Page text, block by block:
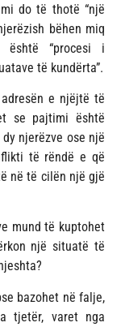
do të thotë “një
bëhen miq
është “procesi i
të kundërta”.
e njëjtë të
se pajtimi është
njerëzve ose një
të rëndë e që
në të cilën një gjë
mund të kuptohet
një situatë të
bazohet në falje,
tjetër, varet nga